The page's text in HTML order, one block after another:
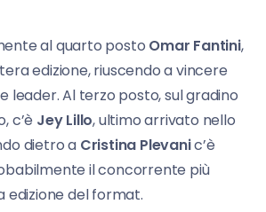
al quarto posto Omar Fantini,
edizione, riuscendo a vincere
leader. Al terzo posto, sul gradino
c’è Jey Lillo, ultimo arrivato nello
dietro a Cristina Plevanic’è
il concorrente più
edizione del format.